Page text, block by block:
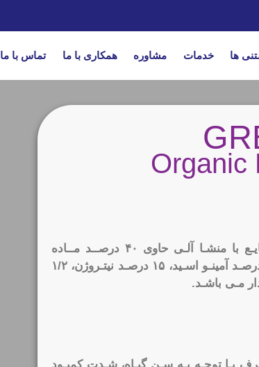
ها خدمات مشاوره همکاری با ما تماس با ما
Organic
کـود مایـع %۱۰۰ ارگانیـک گریـن مکـس کـودی اسـت مایـع با منشـا آلـی حاوی ۴۰ درصــد مــاده
آلــی، ۱۲ درصــد هیومیــک اســید و فولویــک اســید، ۳/۴ درصـد آمینـو اسـید، ۱۵ درصـد نیتـروژن، ۱/۲